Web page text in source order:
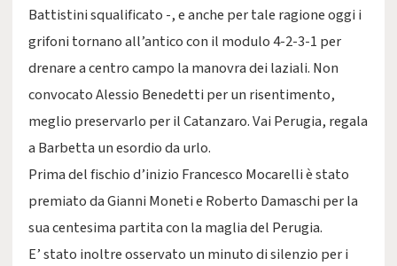
Battistini squalificato -, e anche per tale ragione oggi i
grifoni tornano all’antico con il modulo 4-2-3-1 per
drenare a centro campo la manovra dei laziali. Non
convocato Alessio Benedetti per un risentimento,
meglio preservarlo per il Catanzaro. Vai Perugia, regala
a Barbetta un esordio da urlo.
Prima del fischio d’inizio Francesco Mocarelli è stato
premiato da Gianni Moneti e Roberto Damaschi per la
sua centesima partita con la maglia del Perugia.
E’ stato inoltre osservato un minuto di silenzio per i